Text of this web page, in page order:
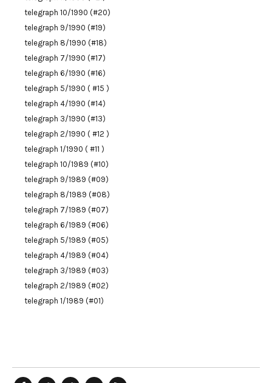
telegraph 10/1990 (#20)
telegraph 9/1990 (#19)
telegraph 8/1990 (#18)
telegraph 7/1990 (#17)
telegraph 6/1990 (#16)
telegraph 5/1990 ( #15 )
telegraph 4/1990 (#14)
telegraph 3/1990 (#13)
telegraph 2/1990 ( #12 )
telegraph 1/1990 ( #11 )
telegraph 10/1989 (#10)
telegraph 9/1989 (#09)
telegraph 8/1989 (#08)
telegraph 7/1989 (#07)
telegraph 6/1989 (#06)
telegraph 5/1989 (#05)
telegraph 4/1989 (#04)
telegraph 3/1989 (#03)
telegraph 2/1989 (#02)
telegraph 1/1989 (#01)